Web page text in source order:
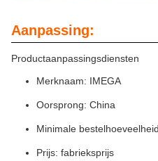
Aanpassing:
Productaanpassingsdiensten
Merknaam: IMEGA
Oorsprong: China
Minimale
Prijs: fabrieksprijs